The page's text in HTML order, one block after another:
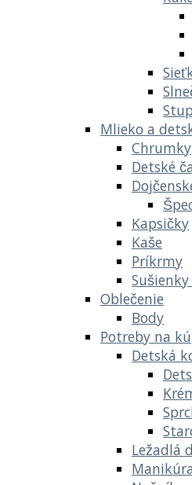
Mlieko a
Chrumky
Detské
Kapsičky
Kaše
Príkrmy
Oblečenie
Body
Potreby na
Detská
Ležadlá